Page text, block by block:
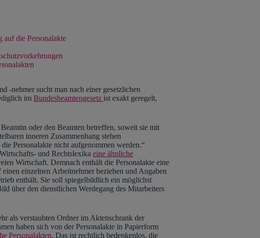
auf die Personalakte
-nehmer sucht man nach einer gesetzlichen
im Bundesbeamtengesetz ist exakt geregelt,
oder den Beamten betreffen, soweit sie mit
inneren Zusammenhang stehen
Personalakte nicht aufgenommen werden.“
und Rechtslexika eine ähnliche
Wirtschaft. Demnach enthält die Personalakte eine
einzelnen Arbeitnehmer beziehen und Angaben
enthält. Sie soll spiegelbildlich ein möglichst
über den dienstlichen Werdegang des Mitarbeiters
als verstaubten Ordner im Aktenschrank der
haben sich von der Personalakte in Papierform
Personalakten. Das ist rechtlich bedenkenlos, die